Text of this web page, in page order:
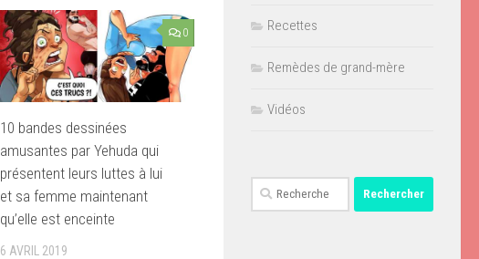
0
10 bandes dessinées
amusantes par Yehuda qui
présentent leurs luttes à lui
et sa femme maintenant
qu’elle est enceinte
6 AVRIL 2019
Recettes
Remèdes de grand-mère
Vidéos
Rechercher :